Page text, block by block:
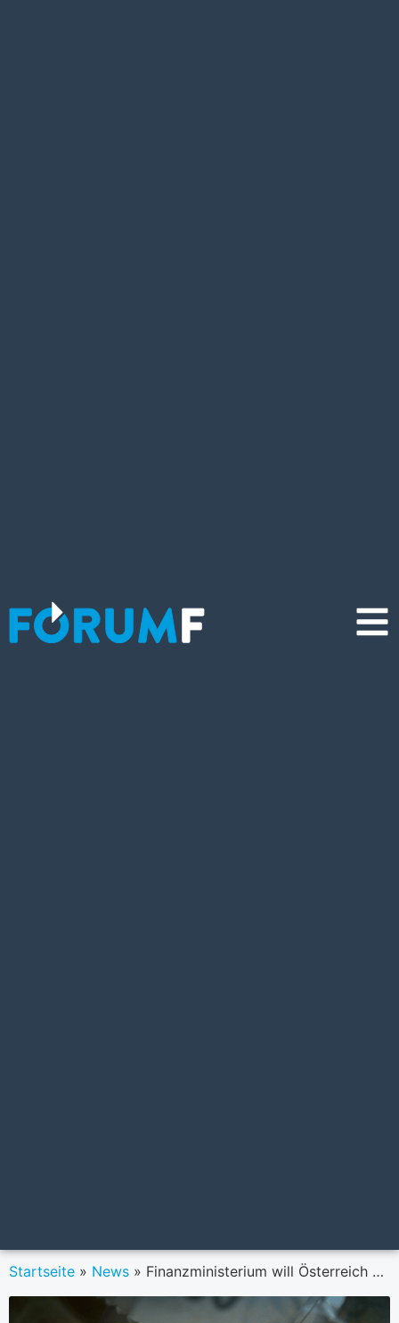
Startseite » News » Finanzministerium will Österreich als verlässlichen Standort für digitale Finanzinnovationen positionieren